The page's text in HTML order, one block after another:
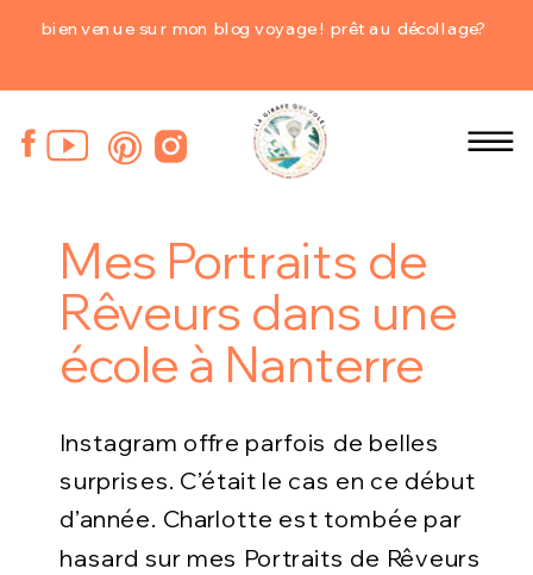
bienvenue sur mon blog voyage ! prêt au décollage?
Mes Portraits de
Rêveurs dans une
école à Nanterre
Instagram offre parfois de belles
surprises. C’était le cas en ce début
d’année. Charlotte est tombée par
hasard sur mes Portraits de Rêveurs